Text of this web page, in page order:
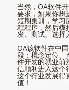
当然，OA软件
要求，如果你想
短期集训，学习
程程序，然后模
发、测试、选择
OA该软件在中
段：概念定位、
件开发的就业前
信顺利进入这个
这个行业发展得
值！